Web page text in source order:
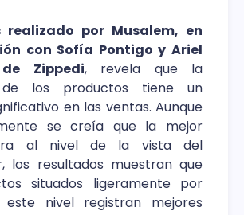
realizado por Musalem, en
con Sofía Pontigo y Ariel
Zippedi, revela que la
de los productos tiene un
en las ventas. Aunque
se creía que la mejor
al nivel de la vista del
los resultados muestran que
situados ligeramente por
nivel registran mejores